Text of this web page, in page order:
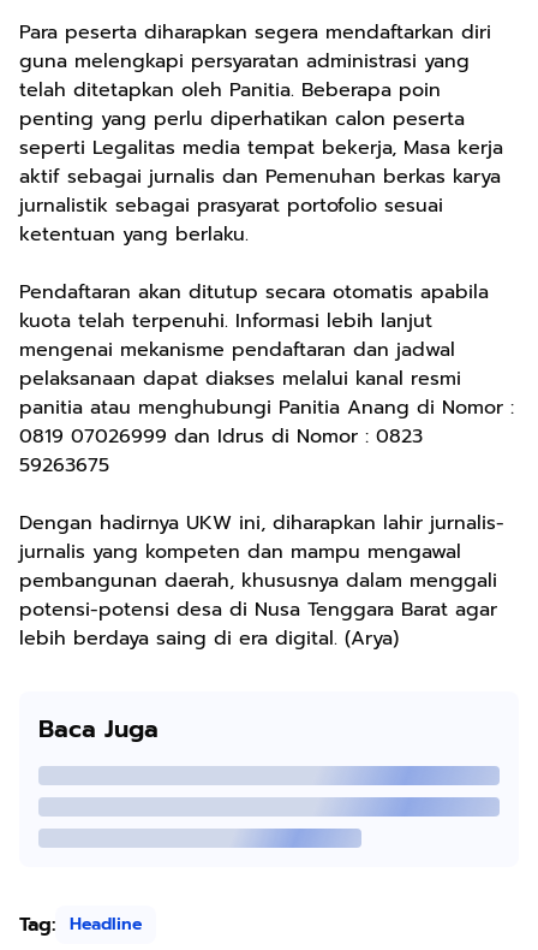
Para peserta diharapkan segera mendaftarkan diri
guna melengkapi persyaratan administrasi yang
telah ditetapkan oleh Panitia. Beberapa poin
penting yang perlu diperhatikan calon peserta
seperti Legalitas media tempat bekerja, Masa kerja
aktif sebagai jurnalis dan Pemenuhan berkas karya
jurnalistik sebagai prasyarat portofolio sesuai
ketentuan yang berlaku.
Pendaftaran akan ditutup secara otomatis apabila
kuota telah terpenuhi. Informasi lebih lanjut
mengenai mekanisme pendaftaran dan jadwal
pelaksanaan dapat diakses melalui kanal resmi
panitia atau menghubungi Panitia Anang di Nomor :
0819 07026999 dan Idrus di Nomor : 0823
59263675
Dengan hadirnya UKW ini, diharapkan lahir jurnalis-
jurnalis yang kompeten dan mampu mengawal
pembangunan daerah, khususnya dalam menggali
potensi-potensi desa di Nusa Tenggara Barat agar
lebih berdaya saing di era digital. (Arya)
Baca Juga
Tag: Headline